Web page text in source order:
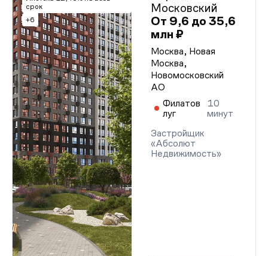
срок
+6
Московский
От 9,6 до 35,6
млн ₽
Москва, Новая
Москва,
Новомосковский
АО
Филатов
луг
10
минут
Застройщик
«Абсолют
Недвижимость»